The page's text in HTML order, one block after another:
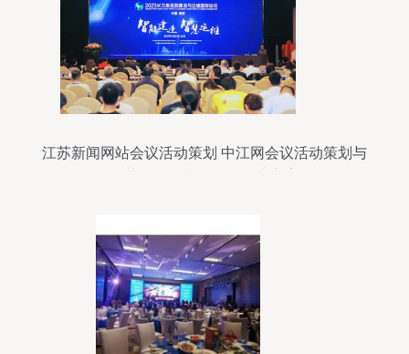
江苏新闻网站会议活动策划 中江网会议活动策划与